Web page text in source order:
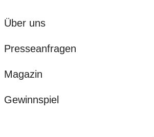
Über uns
Presseanfragen
Magazin
Gewinnspiel